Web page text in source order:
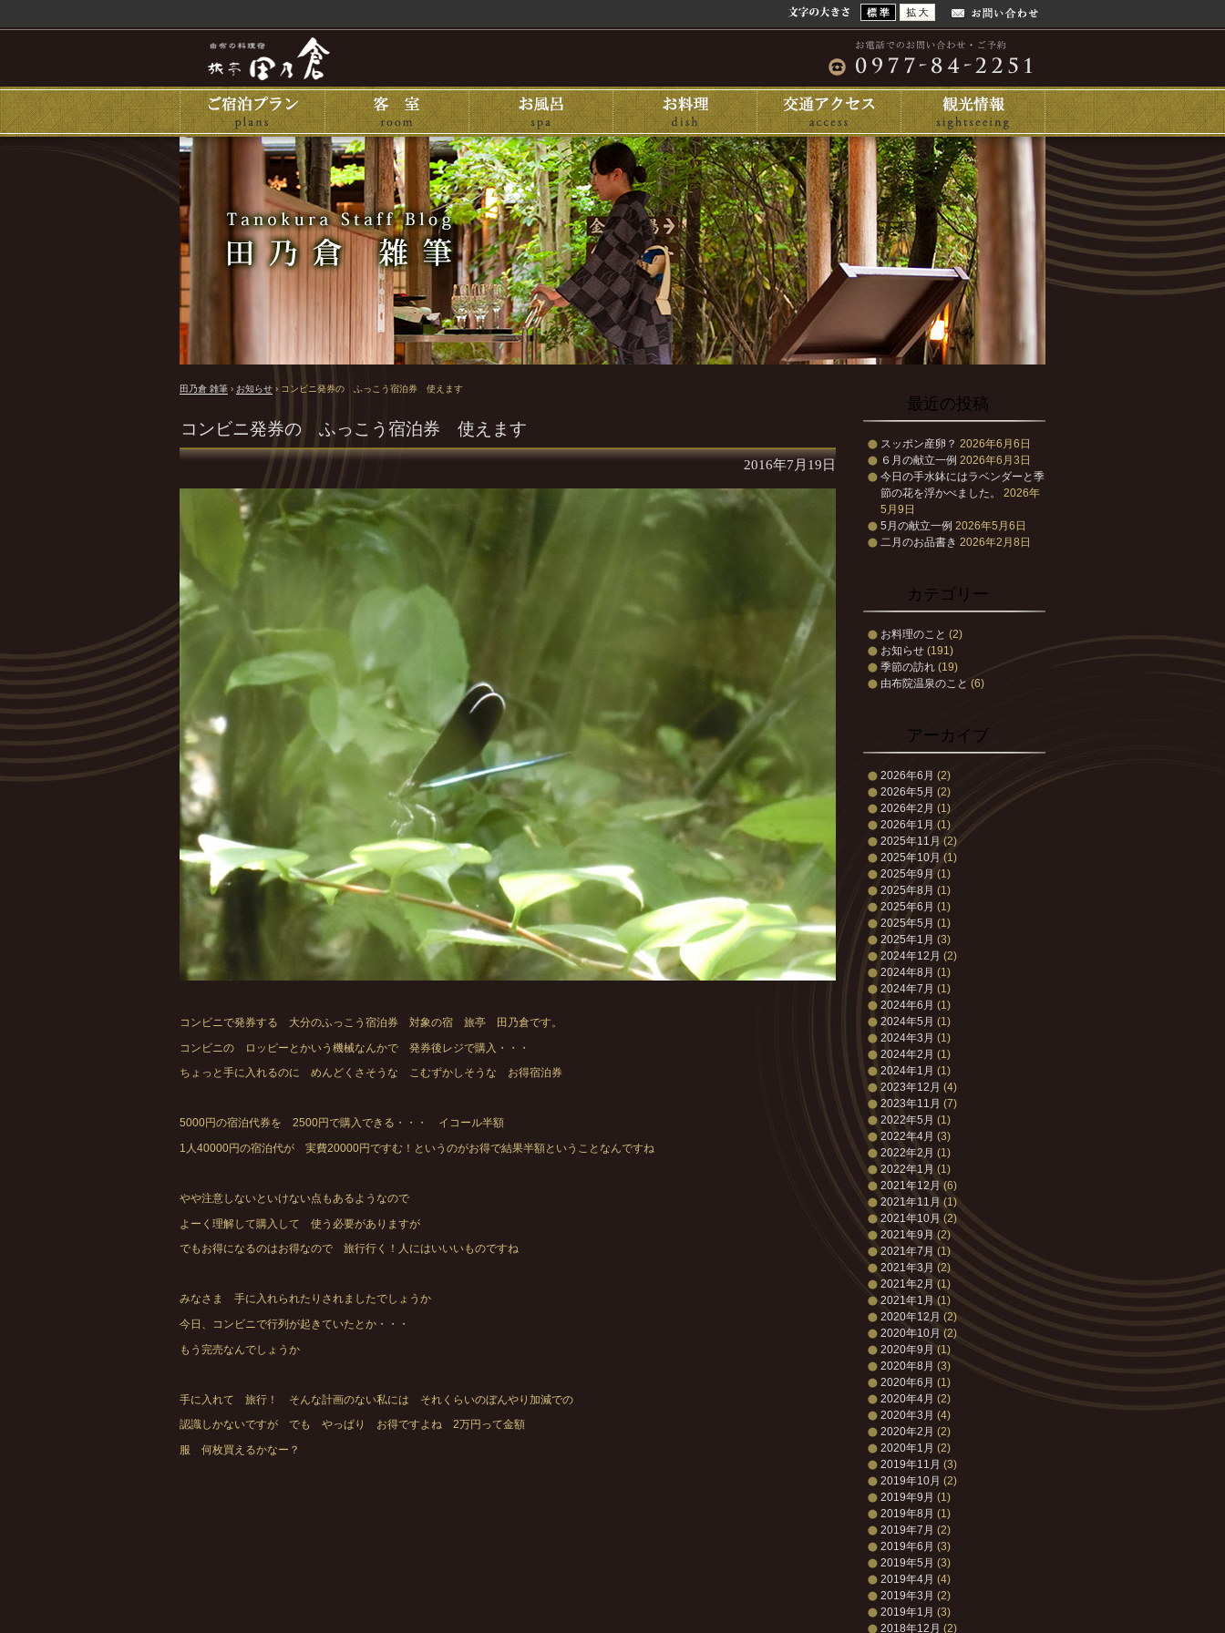
田乃倉 雑筆 › お知らせ › コンビニ発券の ふっこう宿泊券 使えます
コンビニ発券の ふっこう宿泊券 使えます
2016年7月19日
コンビニで発券する 大分のふっこう宿泊券 対象の宿 旅亭 田乃倉です。
コンビニの ロッピーとかいう機械なんかで 発券後レジで購入・・・
ちょっと手に入れるのに めんどくさそうな こむずかしそうな お得宿泊券
5000円の宿泊代券を 2500円で購入できる・・・ イコール半額
1人40000円の宿泊代が 実費20000円ですむ！というのがお得で結果半額ということなんですね
やや注意しないといけない点もあるようなので
よーく理解して購入して 使う必要がありますが
でもお得になるのはお得なので 旅行行く！人にはいいいものですね
みなさま 手に入れられたりされましたでしょうか
今日、コンビニで行列が起きていたとか・・・
もう完売なんでしょうか
手に入れて 旅行！ そんな計画のない私には それくらいのぼんやり加減での
認識しかないですが でも やっぱり お得ですよね 2万円って金額
服 何枚買えるかなー？
最近の投稿
スッポン産卵？ 2026年6月6日
６月の献立一例 2026年6月3日
今日の手水鉢にはラベンダーと季
節の花を浮かべました。
2026年
5月9日
5月の献立一例 2026年5月6日
二月のお品書き 2026年2月8日
カテゴリー
お料理のこと (2)
お知らせ (191)
季節の訪れ (19)
由布院温泉のこと (6)
アーカイブ
2026年6月 (2)
2026年5月 (2)
2026年2月 (1)
2026年1月(1)
2025年11月 (2)
2025年10月 (1)
2025年9月 (1)
2025年8月 (1)
2025年6月 (1)
2025年5月 (1)
2025年1月 (3)
2024年12月 (2)
2024年8月 (1)
2024年7月 (1)
2024年6月 (1)
2024年5月 (1)
2024年3月 (1)
2024年2月 (1)
2024年1月 (1)
2023年12月 (4)
2023年11月 (7)
2022年5月 (1)
2022年4月 (3)
2022年2月 (1)
2022年1月 (1)
2021年12月 (6)
2021年11月 (1)
2021年10月 (2)
2021年9月 (2)
2021年7月 (1)
2021年3月 (2)
2021年2月 (1)
2021年1月 (1)
2020年12月 (2)
2020年10月 (2)
2020年9月 (1)
2020年8月 (3)
2020年6月 (1)
2020年4月 (2)
2020年3月 (4)
2020年2月 (2)
2020年1月 (2)
2019年11月 (3)
2019年10月 (2)
2019年9月 (1)
2019年8月 (1)
2019年7月 (2)
2019年6月 (3)
2019年5月 (3)
2019年4月 (4)
2019年3月 (2)
2019年1月 (3)
2018年12月 (2)